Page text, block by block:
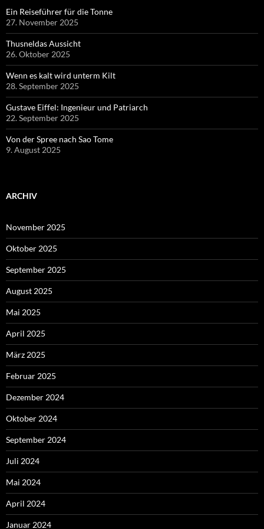
Ein Reiseführer für die Tonne
27. November 2025
Thusneldas Aussicht
26. Oktober 2025
Wenn es kalt wird unterm Kilt
28. September 2025
Gustave Eiffel: Ingenieur und Patriarch
22. September 2025
Von der Spree nach Sao Tome
9. August 2025
ARCHIV
November 2025
Oktober 2025
September 2025
August 2025
Mai 2025
April 2025
März 2025
Februar 2025
Dezember 2024
Oktober 2024
September 2024
Juli 2024
Mai 2024
April 2024
Januar 2024